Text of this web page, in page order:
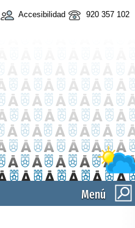
Accesibilidad 920 357 102
Menú